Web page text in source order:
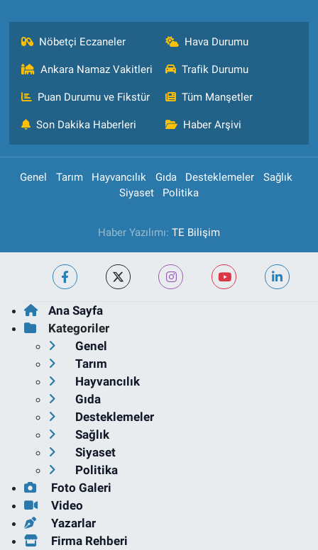
Nöbetçi Eczaneler Hava Durumu
Ankara Namaz Vakitleri Trafik Durumu
Puan Durumu ve Fikstür Tüm Manşetler
Son Dakika Haberleri Haber Arşivi
Genel Tarım Hayvancılık Gıda Desteklemeler
Sağlık
Siyaset
Politika
Haber Yazılımı: TE Bilişim
Ana Sayfa
Kategoriler
Genel
Tarım
Hayvancılık
Gıda
Desteklemeler
Sağlık
Siyaset
Politika
Foto Galeri
Video
Yazarlar
Firma Rehberi